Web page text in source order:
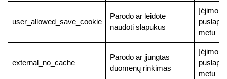
user_allowed_save_cookie
Parodo ar leidote
naudoti slapukus
Įėjimo į
puslapį
metu
external_no_cache
Parodo ar įjungtas
duomenų rinkimas
Įėjimo į
puslapį
metu